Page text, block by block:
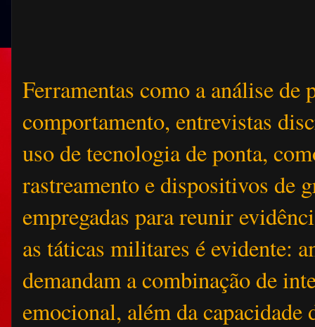
Ferramentas como a análise de
comportamento, entrevistas
uso de tecnologia de ponta,
rastreamento e dispositivos de
empregadas para reunir
as táticas militares é evidente:
demandam a combinação de
emocional, além da capacidade